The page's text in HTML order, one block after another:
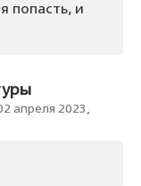
попасть, и
апреля 2023,